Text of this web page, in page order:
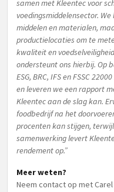
samen met Kleentec voor
voedingsmiddelensector.
middelen en materialen,
productielocaties om te
kwaliteit en
ondersteunt ons hierbij. Op
ESG, BRC, IFS en FSSC
en leveren we een rapport
Kleentec aan de slag kan.
foodbedrijf na het
procenten kan stijgen,
samenwerking levert
rendement op.”
Meer weten?
Neem contact op met Carel